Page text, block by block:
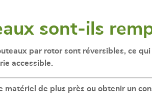
sont-ils
par rotor sont réversibles, ce
accessible.
matériel de plus près ou obtenir un